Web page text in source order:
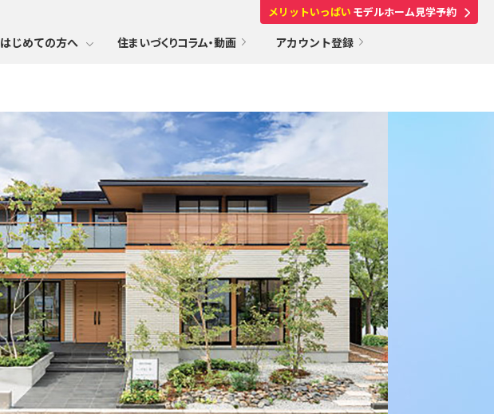
はじめての方へ 住まいづくりコラム・動画 アカウント登録
メリットいっぱい モデルホーム見学予約